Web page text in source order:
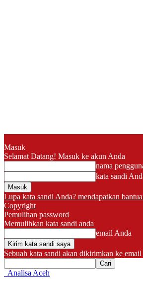
Masuk
Selamat Datang! Masuk ke akun Anda
nama
kata sandi
Lupa kata sandi Anda? mendapatkan
Copyright
Pemulihan password
Memulihkan kata sandi anda
email Anda
Sebuah kata sandi akan dikirimkan ke
Analisa Aceh